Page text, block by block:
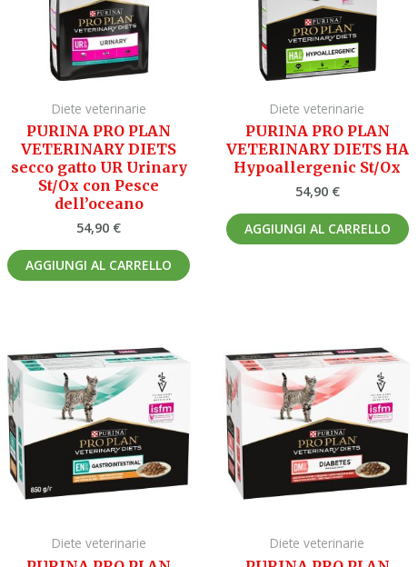
Diete veterinarie
PURINA PRO PLAN
VETERINARY DIETS
secco gatto UR Urinary
St/Ox con Pesce
dell’oceano
54,90 €
AGGIUNGI AL CARRELLO
Diete veterinarie
PURINA PRO PLAN
VETERINARY DIETS HA
Hypoallergenic St/Ox
54,90 €
AGGIUNGI AL CARRELLO
Diete veterinarie Diete veterinarie